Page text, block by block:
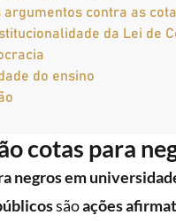
argumentos contra as
da Lei de
do ensino
cotas para
negros em
sãoações